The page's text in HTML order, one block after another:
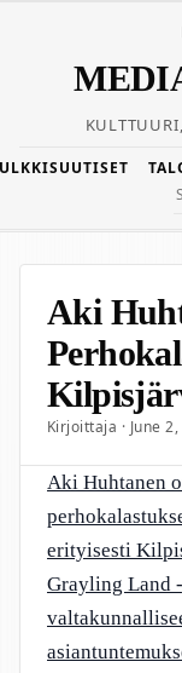
Aki
Kirjoittaja · June
Aki Huhtanen
erityisesti
Grayling Land